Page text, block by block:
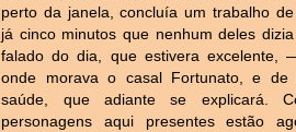
perto da janela, concluía um trabalho
já cinco minutos que nenhum deles
falado do dia, que estivera excelente,
onde morava o casal Fortunato, e de
saúde, que adiante se explicará.
personagens aqui presentes estão